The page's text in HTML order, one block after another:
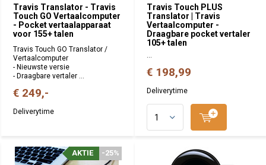
Travis Translator - Travis
Touch GO Vertaalcomputer
- Pocket vertaalapparaat
voor 155+ talen
Travis Touch GO Translator /
Vertaalcomputer
- Nieuwste versie
- Draagbare vertaler ...
€ 249,-
Deliverytime
Travis Touch PLUS
Translator | Travis
Vertaalcomputer -
Draagbare pocket vertaler
105+ talen
...
€ 198,99
Deliverytime
-25%
AKTIE